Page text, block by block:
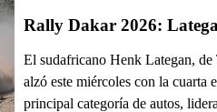
Rally Dakar 2026:
El sudafricano Henk Lategan,
alzó este miércoles con la cuarta
principal categoría de autos,